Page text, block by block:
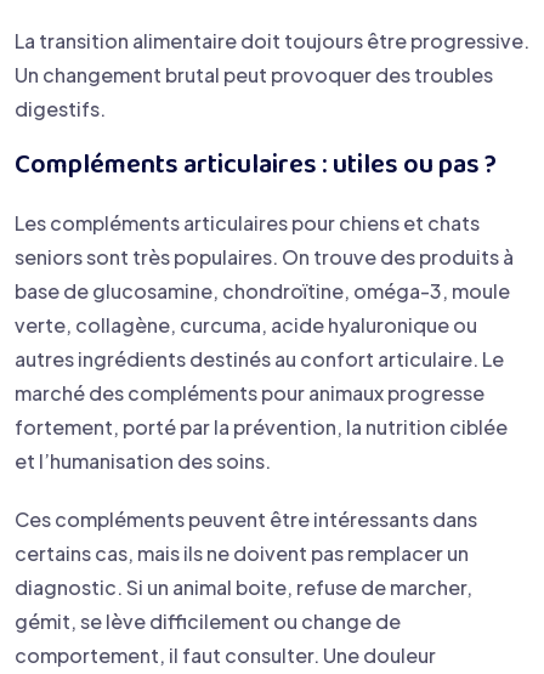
La transition alimentaire doit toujours être progressive.
Un changement brutal peut provoquer des troubles
digestifs.
Compléments articulaires : utiles ou pas ?
Les compléments articulaires pour chiens et chats
seniors sont très populaires. On trouve des produits à
base de glucosamine, chondroïtine, oméga-3, moule
verte, collagène, curcuma, acide hyaluronique ou
autres ingrédients destinés au confort articulaire. Le
marché des compléments pour animaux progresse
fortement, porté par la prévention, la nutrition ciblée
et l’humanisation des soins.
Ces compléments peuvent être intéressants dans
certains cas, mais ils ne doivent pas remplacer un
diagnostic. Si un animal boite, refuse de marcher,
gémit, se lève difficilement ou change de
comportement, il faut consulter. Une douleur